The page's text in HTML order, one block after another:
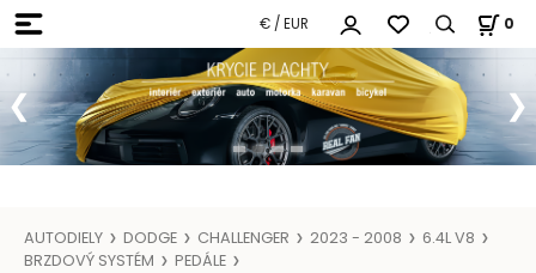
€ / EUR 0
AUTODIELY DODGE CHALLENGER 2023 - 2008
6.4L V8
BRZDOVÝ SYSTÉM
PEDÁLE